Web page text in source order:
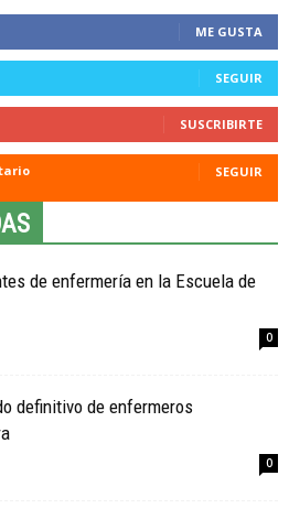
ME GUSTA
SEGUIR
SUSCRIBIRTE
SEGUIR
de enfermería en la Escuela de
0
definitivo de enfermeros
0